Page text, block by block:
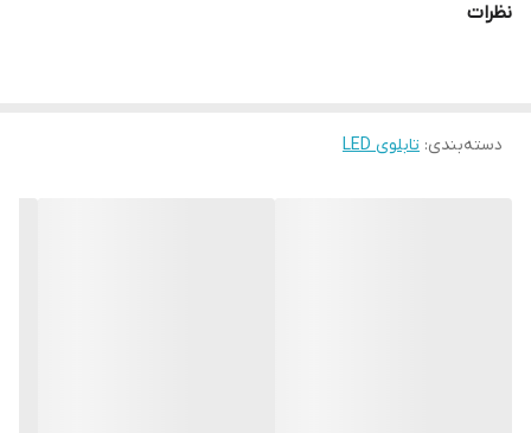
تابلو می تواند در هر موقعیتی که لازم باشد آویز شود و یا تکیه داده
باشیم. با شدت نور بالا این تابلو روز دید است و بر خلاف نمونه های دیگر
نظرات
دسته‌بندی: تابلوی LED